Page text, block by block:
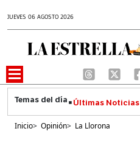
JUEVES 06 AGOSTO 2026
Últimas Noticias
Inicio> Opinión> La Llorona